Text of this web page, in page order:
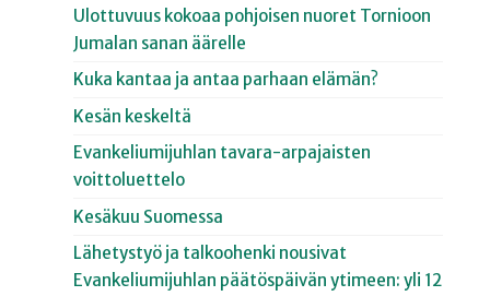
Ulottuvuus kokoaa pohjoisen nuoret Tornioon
Jumalan sanan äärelle
Kuka kantaa ja antaa parhaan elämän?
Kesän keskeltä
Evankeliumijuhlan tavara-arpajaisten
voittoluettelo
Kesäkuu Suomessa
Lähetystyö ja talkoohenki nousivat
Evankeliumijuhlan päätöspäivän ytimeen: yli 12